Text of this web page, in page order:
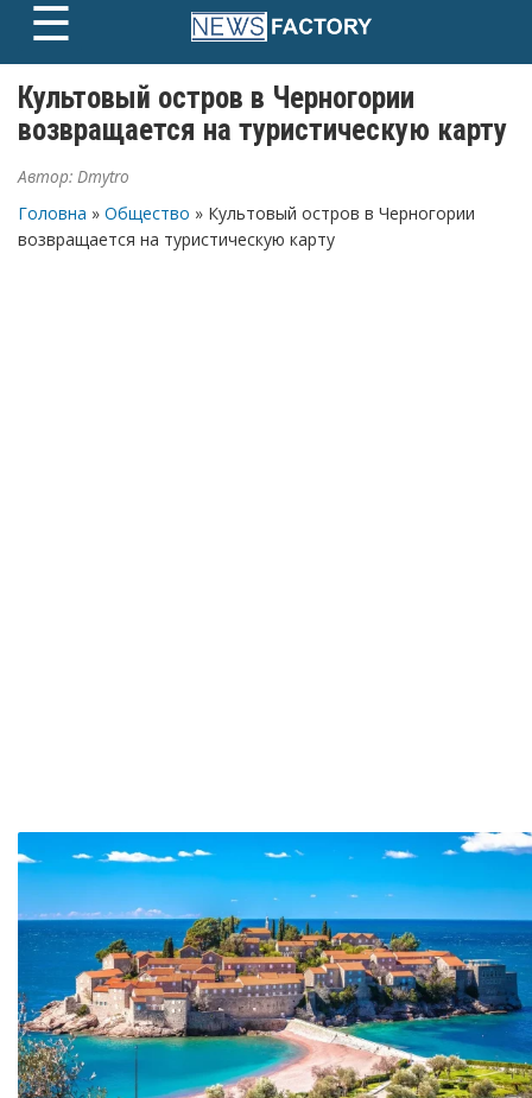
content
☰
Культовый остров в Черногории
возвращается на туристическую карту
Автор: Dmytro
Головна » Общество » Культовый остров в Черногории
возвращается на туристическую карту